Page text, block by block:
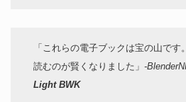
「これらの電子ブックは宝の山です
読むのが賢くなりました」 -
Light BWK